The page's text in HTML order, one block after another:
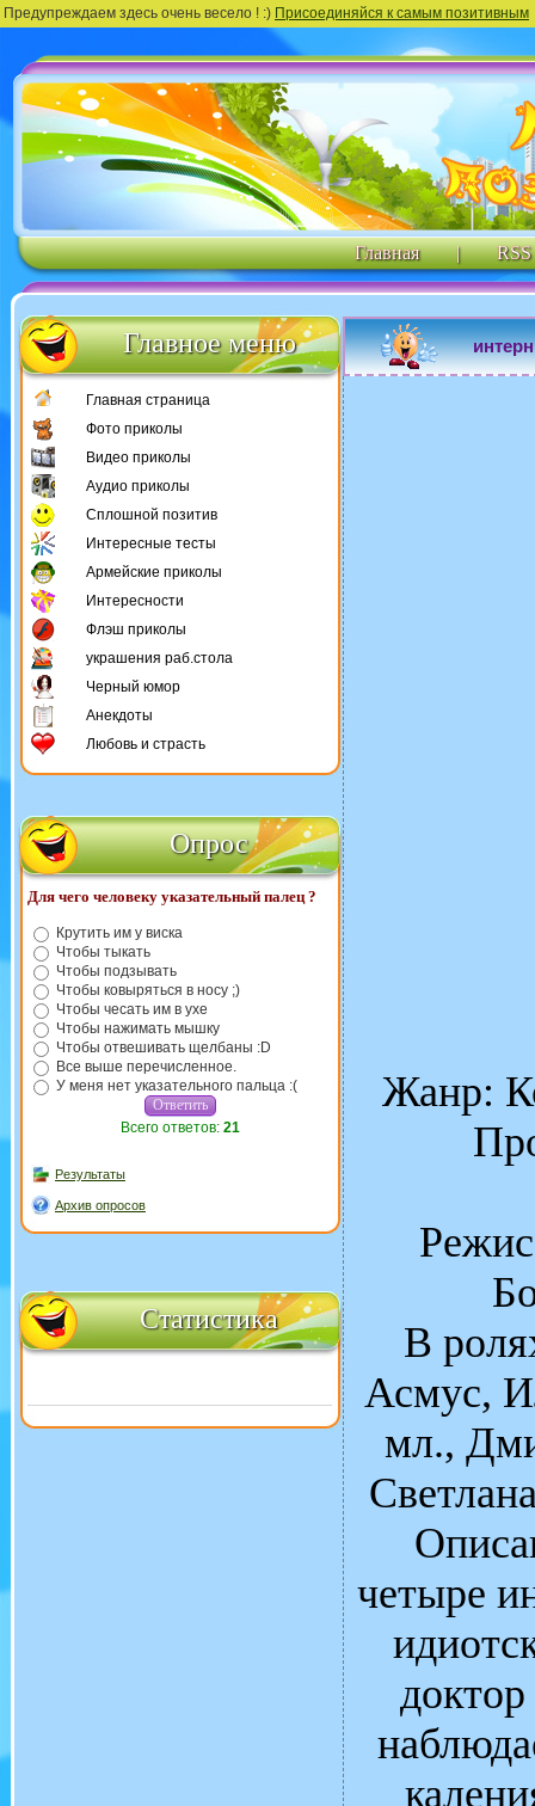
Предупреждаем здесь очень весело ! :) Присоединяйся к самым позитивным
Главная | RSS
Главное меню
Главная страница
Фото приколы
Видео приколы
Аудио приколы
Сплошной позитив
Интересные тесты
Армейские приколы
Интересности
Флэш приколы
украшения раб.стола
Черный юмор
Анекдоты
Любовь и страсть
Опрос
Для чего человеку указательный палец ?
Крутить им у виска
Чтобы тыкать
Чтобы подзывать
Чтобы ковыряться в носу ;)
Чтобы чесать им в ухе
Чтобы нажимать мышку
Чтобы отвешивать щелбаны :D
Все выше перечисленное.
У меня нет указательного пальца :(
Всего ответов: 21
Результаты
Архив опросов
Статистика
Жанр:
В
Асмус,
мл.,
четыре